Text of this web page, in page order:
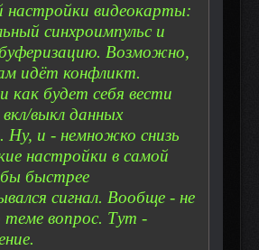
настройки видеокарты:
синхроимпульс и
Возможно,
идёт конфликт.
как будет себя вести
выкл данных
Ну, и - немножко снизь
настройки в самой
быстрее
сигнал. Вообще - не
теме вопрос. Тут -